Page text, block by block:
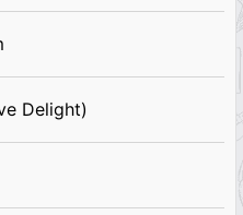
Delight)